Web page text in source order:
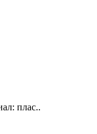
плас..